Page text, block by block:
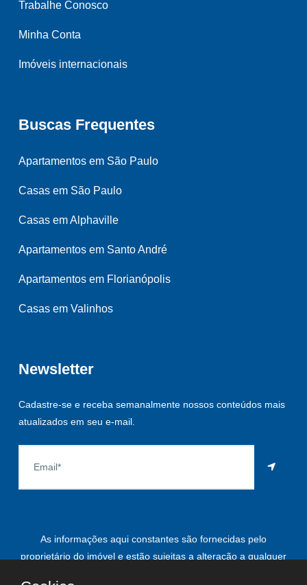
Trabalhe Conosco
Minha Conta
Imóveis internacionais
Buscas Frequentes
Apartamentos em São Paulo
Casas em São Paulo
Casas em Alphaville
Apartamentos em Santo André
Apartamentos em Florianópolis
Casas em Valinhos
Newsletter
Cadastre-se e receba semanalmente nossos conteúdos mais
atualizados em seu e-mail.
As informações aqui constantes são fornecidas pelo
proprietário do imóvel e estão sujeitas a alteração a qualquer